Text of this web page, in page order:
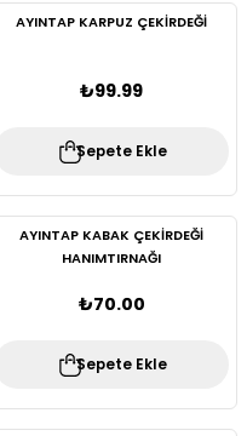
AYINTAP KARPUZ ÇEKİRDEĞİ
₺99.99
Sepete Ekle
AYINTAP KABAK ÇEKİRDEĞİ
HANIMTIRNAĞI
₺70.00
Sepete Ekle